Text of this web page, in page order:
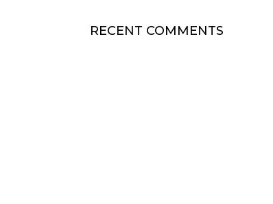
RECENT COMMENTS